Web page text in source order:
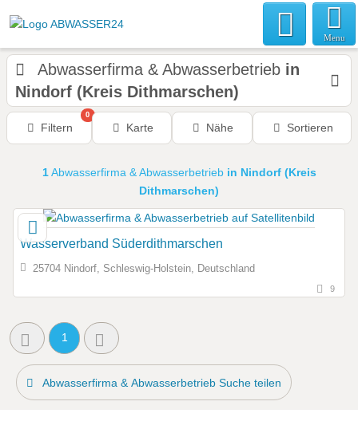
Menu
Abwasserfirma & Abwasserbetrieb in
Nindorf (Kreis Dithmarschen)
Filtern
0
Karte Nähe Sortieren
1Abwasserfirma & Abwasserbetrieb in Nindorf (Kreis
Dithmarschen)
Wasserverband Süderdithmarschen
25704 Nindorf, Schleswig-Holstein, Deutschland
9
1
Abwasserfirma & Abwasserbetrieb Suche teilen